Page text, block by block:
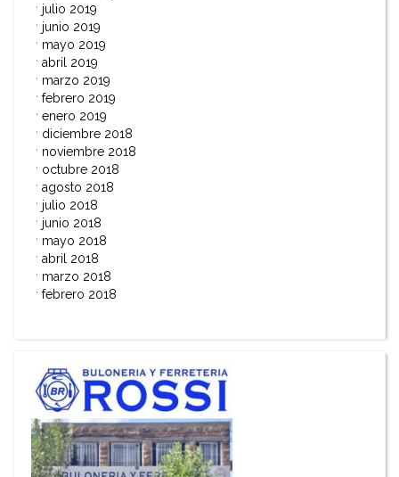
julio 2019
junio 2019
mayo 2019
abril 2019
marzo 2019
febrero 2019
enero 2019
diciembre 2018
noviembre 2018
octubre 2018
agosto 2018
julio 2018
junio 2018
mayo 2018
abril 2018
marzo 2018
febrero 2018